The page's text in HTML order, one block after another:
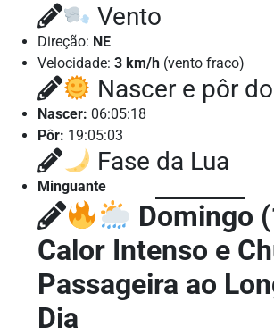
Vento
Direção: NE
Velocidade:3 km/h (vento fraco)
Nascer e pôr
Nascer: 06:05:18
Pôr: 19:05:03
Fase da Lua
Minguante
Domingo
Calor Intenso e
Passageira ao
Dia